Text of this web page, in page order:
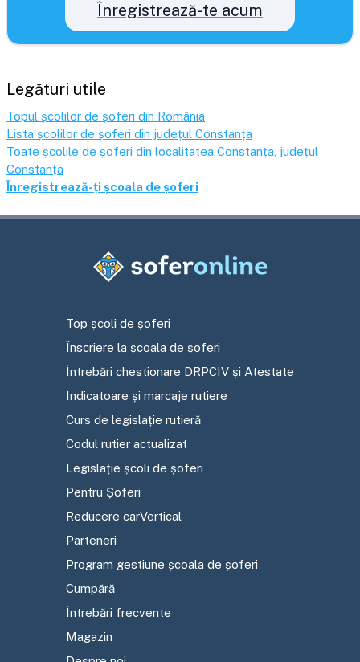
Înregistrează-te acum
Legături utile
Topul școlilor de șoferi din România
Lista școlilor de șoferi din județul Constanța
Toate școlile de șoferi din localitatea Constanța , județul
Constanța
Înregistrează-ți școala de șoferi
Top școli de șoferi
Înscriere la școala de șoferi
Întrebări chestionare DRPCIV și Atestate
Indicatoare și marcaje rutiere
Curs de legislație rutieră
Codul rutier actualizat
Legislație școli de șoferi
Pentru Șoferi
Reducere carVertical
Parteneri
Program gestiune școala de șoferi
Cumpără
Întrebări frecvente
Magazin